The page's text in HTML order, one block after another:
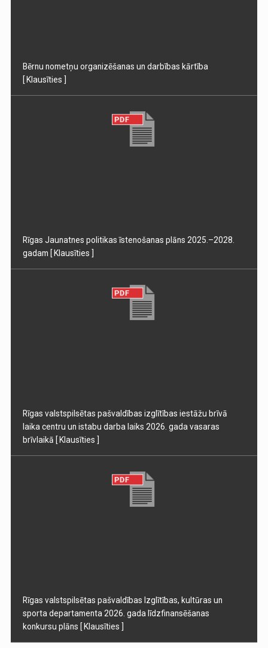
Bērnu nometņu organizēšanas un darbības kārtība
[ Klausīties ]
Rīgas Jaunatnes politikas īstenošanas plāns 2025.–2028.
gadam [ Klausīties ]
Rīgas valstspilsētas pašvaldības izglītības iestāžu brīvā
laika centru un istabu darba laiks 2026. gada vasaras
brīvlaikā [ Klausīties ]
Rīgas valstspilsētas pašvaldības Izglītības, kultūras un
sporta departamenta 2026. gada līdzfinansēšanas
konkursu plāns [ Klausīties ]